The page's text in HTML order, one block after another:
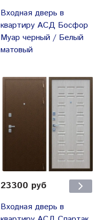
Входная дверь в
квартиру АСД Босфор
Муар черный / Белый
матовый
23300 руб
Входная дверь в